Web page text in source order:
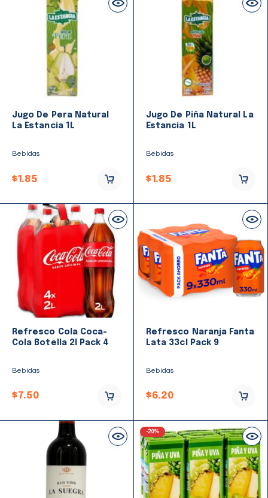
Jugo De Pera Natural
La Estancia 1L
Bebidas
$1.85
Jugo De Piña Natural La
Estancia 1L
Bebidas
$1.85
Refresco Cola Coca-
Cola Botella 2l Pack 4
Bebidas
$7.50
Refresco Naranja Fanta
Lata 33cl Pack 9
Bebidas
$6.20
-20%